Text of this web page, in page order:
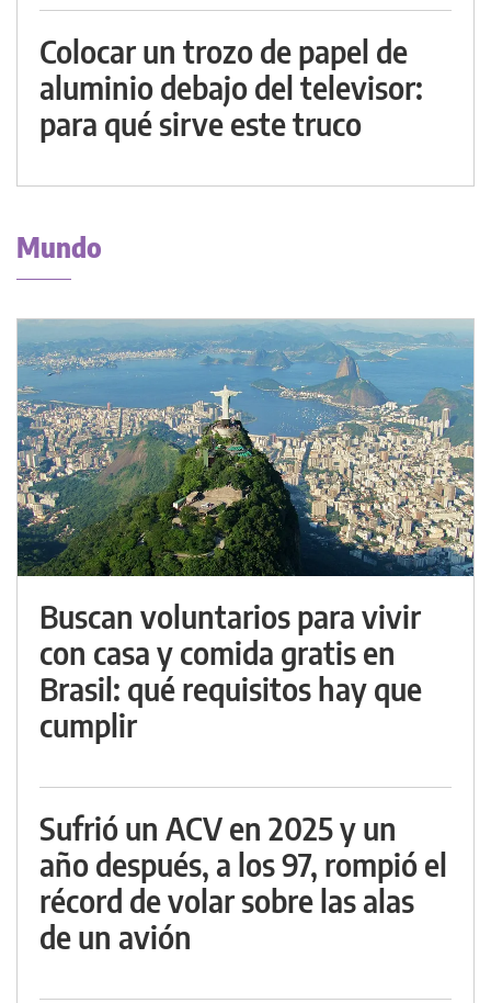
Colocar un trozo de papel de
aluminio debajo del televisor:
para qué sirve este truco
Mundo
Buscan voluntarios para vivir
con casa y comida gratis en
Brasil: qué requisitos hay que
cumplir
Sufrió un ACV en 2025 y un
año después, a los 97, rompió el
récord de volar sobre las alas
de un avión